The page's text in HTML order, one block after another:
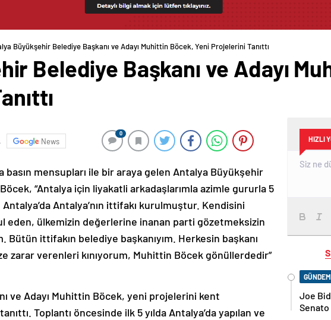
Büyükşehir Belediye Başkanı ve Adayı Muhittin Böcek, Yeni Projelerini Tanıttı
Belediye Başkanı ve Adayı
News
0
basın mensupları ile bir araya gelen Antalya Büyükşehir
“Antalya için liyakatli arkadaşlarımla azimle gururla 5
Antalya’nın ittifakı kurulmuştur. Kendisini
eden, ülkemizin değerlerine inanan parti gözetmeksizin
Bütün ittifakın belediye başkanıyım. Herkesin başkanı
zarar verenleri kınıyorum, Muhittin Böcek gönüllerdedir”
ve Adayı Muhittin Böcek, yeni projelerini kent
Toplantı öncesinde ilk 5 yılda Antalya’da yapılan ve
HIZLI
GÜNDEM
Joe